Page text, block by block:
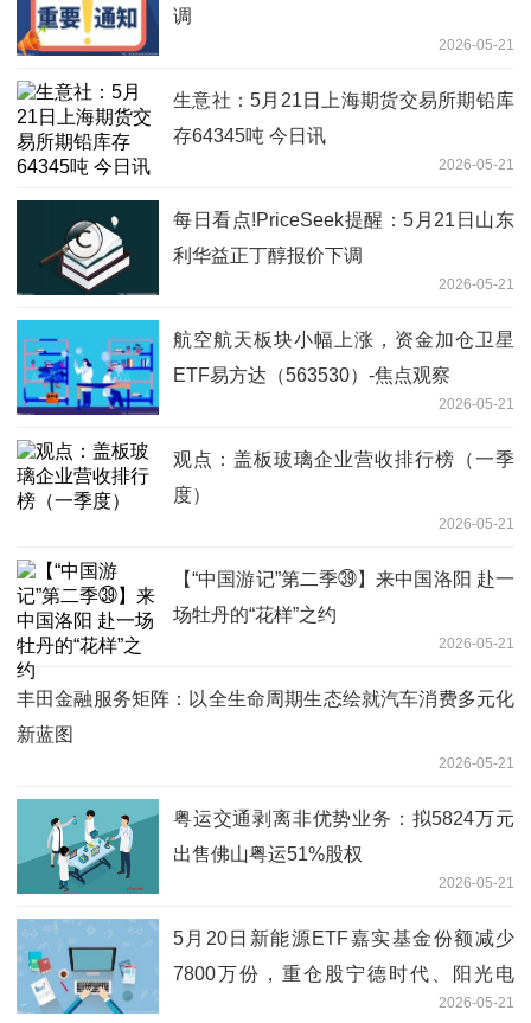
调
2026-05-21
生意社：5月21日上海期货交易所期铅库
存64345吨 今日讯
2026-05-21
每日看点!PriceSeek提醒：5月21日山东
利华益正丁醇报价下调
2026-05-21
航空航天板块小幅上涨，资金加仓卫星
ETF易方达（563530）-焦点观察
2026-05-21
观点：盖板玻璃企业营收排行榜（一季
度）
2026-05-21
【“中国游记”第二季㊴】来中国洛阳 赴一
场牡丹的“花样”之约
2026-05-21
丰田金融服务矩阵：以全生命周期生态绘就汽车消费多元化
新蓝图
2026-05-21
粤运交通剥离非优势业务：拟5824万元
出售佛山粤运51%股权
2026-05-21
5月20日新能源ETF嘉实基金份额减少
7800万份，重仓股宁德时代、阳光电
2026-05-21